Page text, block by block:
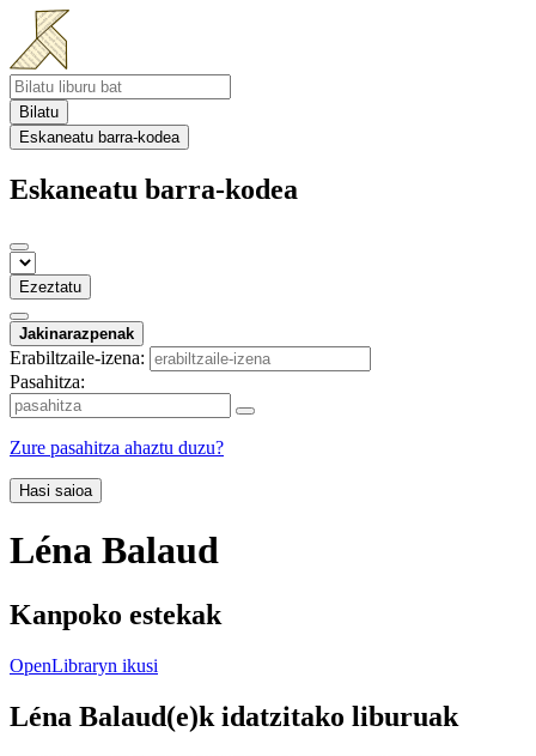
Bilatu
Eskaneatu barra-kodea
Eskaneatu barra-kodea
Ezeztatu
Jakinarazpenak
Erabiltzaile-izena:
Pasahitza:
Zure pasahitza ahaztu duzu?
Hasi saioa
Léna Balaud
Kanpoko estekak
OpenLibraryn ikusi
Léna Balaud(e)k idatzitako liburuak